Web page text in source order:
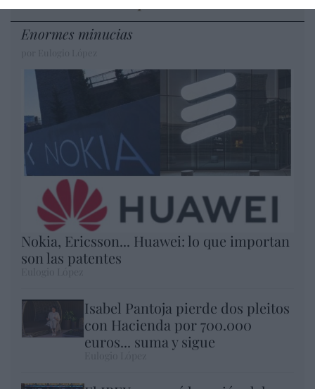
Enormes minucias
Nokia, Ericsson... Huawei: lo que importan
son las patentes
Isabel Pantoja pierde dos pleitos
con Hacienda por 700.000
euros... suma y sigue